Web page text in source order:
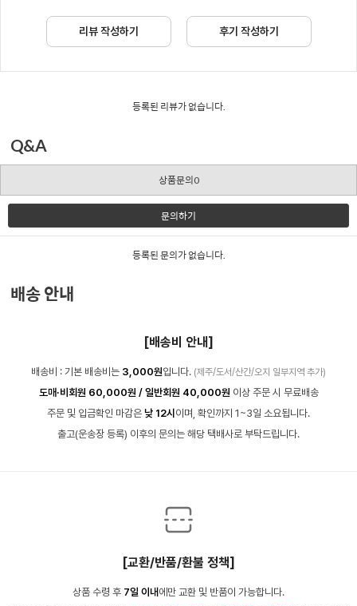
리뷰 작성하기 후기 작성하기
등록된 리뷰가 없습니다.
Q&A
상품문의0
문의하기
등록된 문의가 없습니다.
배송 안내
[배송비 안내]
배송비 : 기본 배송비는 3,000원입니다. (제주/도서/산간/오지 일부지역 추가)
도매·비회원 60,000원 / 일반회원 40,000원 이상 주문 시 무료배송
주문 및 입금확인 마감은 낮 12시 이며, 확인까지 1~3일 소요됩니다.
출고(운송장 등록) 이후의 문의는 해당 택배사로 부탁드립니다.
[교환/반품/환불 정책]
상품 수령 후 7일 이내 에만 교환 및 반품이 가능합니다.